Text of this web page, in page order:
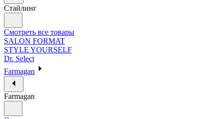
Стайлинг
Смотреть все товары
SALON FORMAT
STYLE YOURSELF
Dr. Select
Farmagan
Farmagan